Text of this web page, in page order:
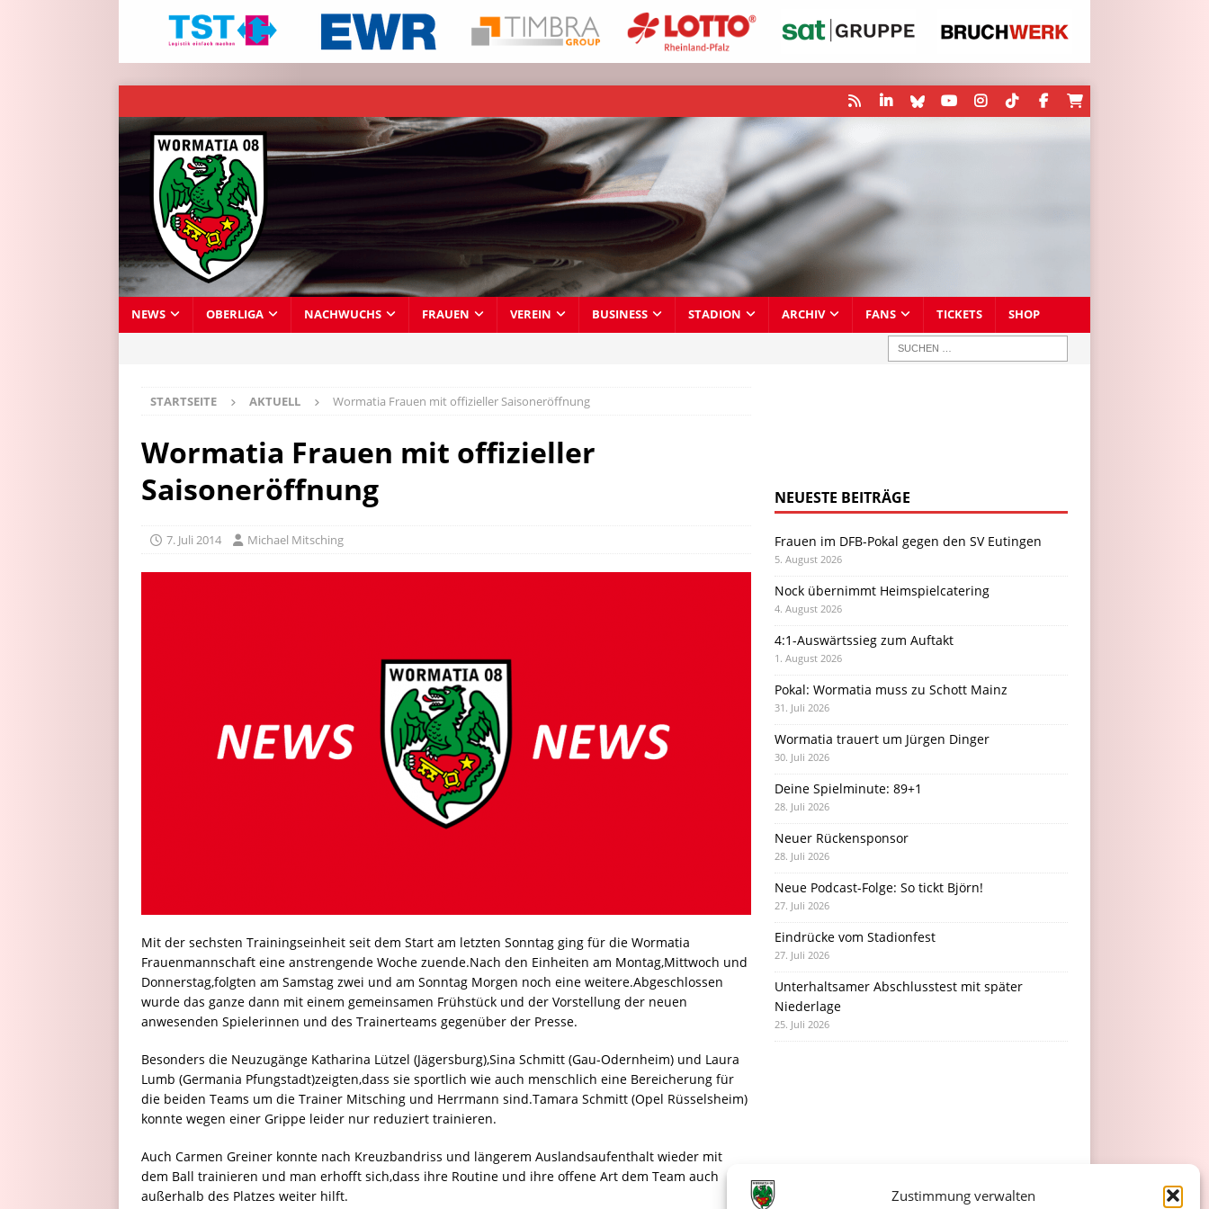
Zustimmung verwalten
NEWS OBERLIGA NACHWUCHS FRAUEN VEREIN BUSINESS STADION ARCHIV FANS TICKETS SHOP
STARTSEITE AKTUELL Wormatia Frauen mit offizieller Saisoneröffnung
Wormatia Frauen mit offizieller
Saisoneröffnung
7. Juli 2014 Michael Mitsching
Mit der sechsten Trainingseinheit seit dem Start am letzten Sonntag ging für die Wormatia
Frauenmannschaft eine anstrengende Woche zuende.Nach den Einheiten am Montag,Mittwoch und
Donnerstag,folgten am Samstag zwei und am Sonntag Morgen noch eine weitere.Abgeschlossen
wurde das ganze dann mit einem gemeinsamen Frühstück und der Vorstellung der neuen
anwesenden Spielerinnen und des Trainerteams gegenüber der Presse.
Besonders die Neuzugänge Katharina Lützel (Jägersburg),Sina Schmitt (Gau-Odernheim) und Laura
Lumb (Germania Pfungstadt)zeigten,dass sie sportlich wie auch menschlich eine Bereicherung für
die beiden Teams um die Trainer Mitsching und Herrmann sind.Tamara Schmitt (Opel Rüsselsheim)
konnte wegen einer Grippe leider nur reduziert trainieren.
Auch Carmen Greiner konnte nach Kreuzbandriss und längerem Auslandsaufenthalt wieder mit
dem Ball trainieren und man erhofft sich,dass ihre Routine und ihre offene Art dem Team auch
außerhalb des Platzes weiter hilft.
NEUESTE BEITRÄGE
Frauen im DFB-Pokal gegen den SV Eutingen
5. August 2026
Nock übernimmt Heimspielcatering
4. August 2026
4:1-Auswärtssieg zum Auftakt
1. August 2026
Pokal: Wormatia muss zu Schott Mainz
31. Juli 2026
Wormatia trauert um Jürgen Dinger
30. Juli 2026
Deine Spielminute: 89+1
28. Juli 2026
Neuer Rückensponsor
28. Juli 2026
Neue Podcast-Folge: So tickt Björn!
27. Juli 2026
Eindrücke vom Stadionfest
27. Juli 2026
Unterhaltsamer Abschlusstest mit später
Niederlage
25. Juli 2026